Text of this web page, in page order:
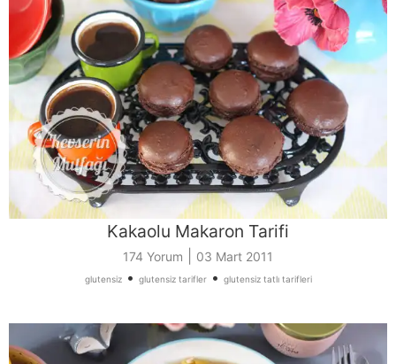
Kakaolu Makaron Tarifi
174 Yorum 03 Mart 2011
glutensiz• glutensiz tarifler• glutensiz tatlı tarifleri